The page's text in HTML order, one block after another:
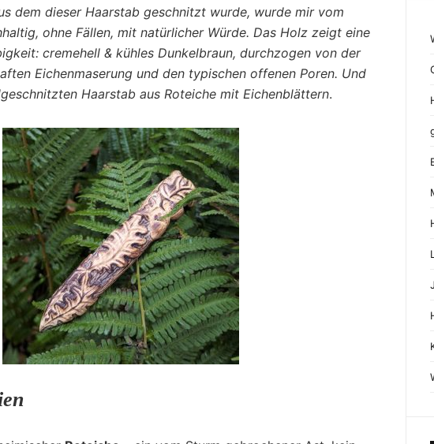
dem dieser Haarstab geschnitzt wurde, wurde mir vom
ohne Fällen, mit natürlicher Würde. Das Holz zeigt eine
cremehell & kühles Dunkelbraun, durchzogen von der
Eichenmaserung und den typischen offenen Poren. Und
Haarstab aus Roteiche mit Eichenblättern.